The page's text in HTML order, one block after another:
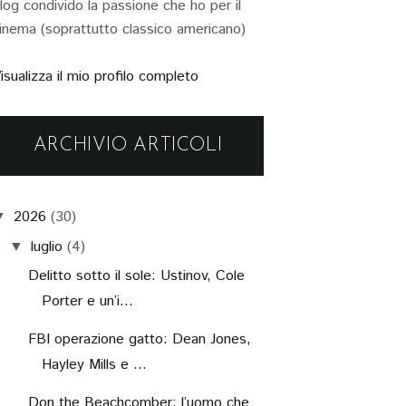
condivido la passione che ho per il
(soprattutto classico americano)
il mio profilo completo
ARCHIVIO ARTICOLI
2026 (30)
▼ luglio (4)
Delitto sotto il sole: Ustinov, Cole
Porter e un’i...
FBI operazione gatto: Dean Jones,
Hayley Mills e ...